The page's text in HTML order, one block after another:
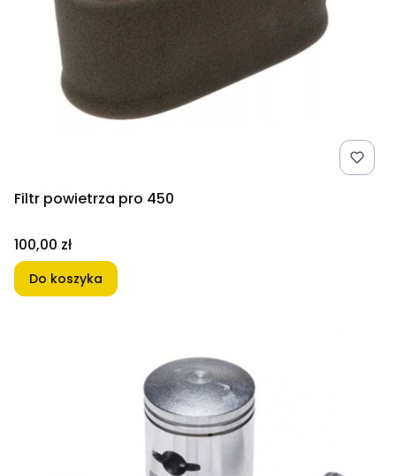
Filtr powietrza pro 450
Cena
100,00 zł
Do koszyka